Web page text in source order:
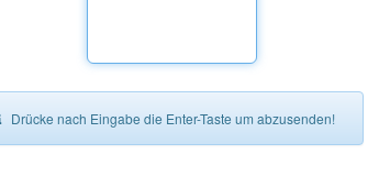
Drücke nach Eingabe die Enter-Taste um abzusenden!